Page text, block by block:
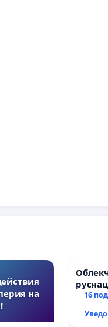
на
16